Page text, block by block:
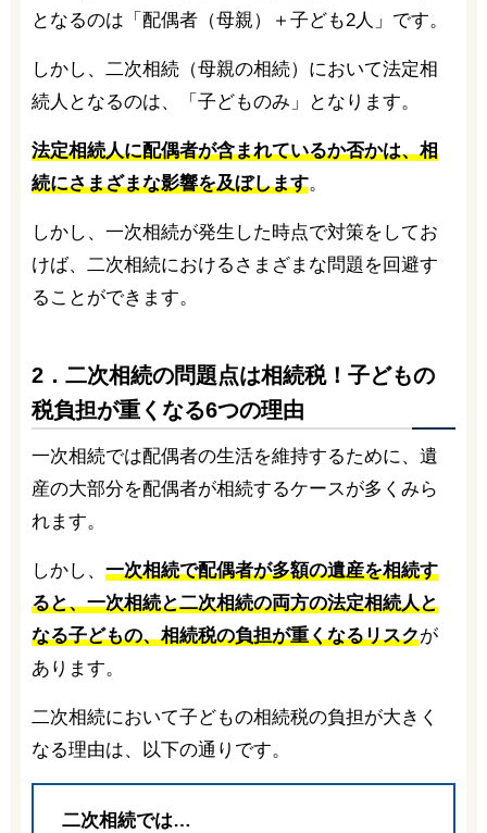
となるのは「配偶者（母親）＋子ども2人」です。
しかし、二次相続（母親の相続）において法定相
続人となるのは、「子どものみ」となります。
法定相続人に配偶者が含まれているか否かは、相
続にさまざまな影響を及ぼします。
しかし、一次相続が発生した時点で対策をしてお
けば、二次相続におけるさまざまな問題を回避す
ることができます。
2．二次相続の問題点は相続税！子どもの
税負担が重くなる6つの理由
一次相続では配偶者の生活を維持するために、遺
産の大部分を配偶者が相続するケースが多くみら
れます。
しかし、 一次相続で配偶者が多額の遺産を相続す
ると、一次相続と二次相続の両方の法定相続人と
なる子どもの、相続税の負担が重くなるリスクが
あります。
二次相続において子どもの相続税の負担が大きく
なる理由は、以下の通りです。
二次相続では…